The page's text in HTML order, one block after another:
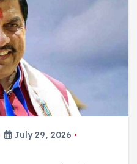
July 29, 2026